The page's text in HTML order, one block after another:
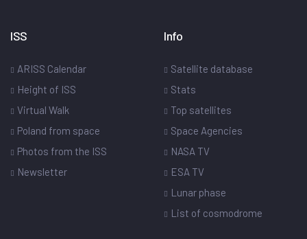
ISS
ARISS Calendar
Height of ISS
Virtual Walk
Poland from space
Photos from the ISS
Newsletter
Info
Satellite database
Stats
Top satellites
Space Agencies
NASA TV
ESA TV
Lunar phase
List of cosmodrome